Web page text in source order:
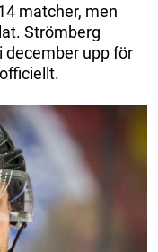
matcher, men
Strömberg
december upp för